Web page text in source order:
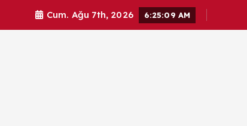
Cum. Ağu 7th, 2026 6:25:10 AM